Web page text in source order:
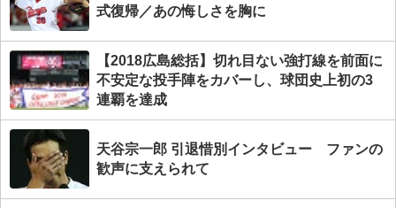
式復帰／あの悔しさを胸に
【2018広島総括】切れ目ない強打線を前面に
不安定な投手陣をカバーし、球団史上初の3
連覇を達成
天谷宗一郎 引退惜別インタビュー ファンの
歓声に支えられて